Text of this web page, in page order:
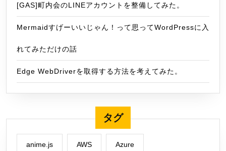
[GAS]町内会のLINEアカウントを整備してみた。
Mermaidすげーいいじゃん！って思ってWordPressに入
れてみただけの話
Edge WebDriverを取得する方法を考えてみた。
タグ
anime.js AWS Azure